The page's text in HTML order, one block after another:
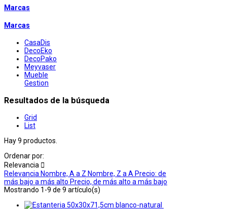
Marcas
Marcas
CasaDis
DecoEko
DecoPako
Meyvaser
Mueble
Gestion
Resultados de la búsqueda
Grid
List
Hay 9 productos.
Ordenar por:
Relevancia 
Relevancia Nombre, A a Z Nombre, Z a A Precio: de
más bajo a más alto Precio, de más alto a más bajo
Mostrando 1-9 de 9 artículo(s)